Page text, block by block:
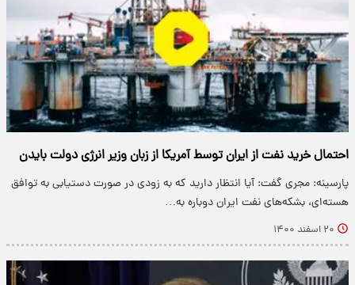
احتمال خرید نفت از ایران توسط آمریکا از زبان وزیر انرژی دولت بایدن
پارسینه: مجری گفت: آیا انتظار دارید که به زودی در صورت دستیابی به توافق
هسته‌ای، بشکه‌های نفت ایران دوباره به…
۲۰ اسفند ۱۴۰۰